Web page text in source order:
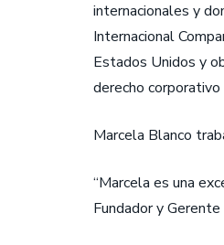
internacionales y
Internacional
Estados Unidos y
derecho
Marcela Blanco
“Marcela es una
Fundador y